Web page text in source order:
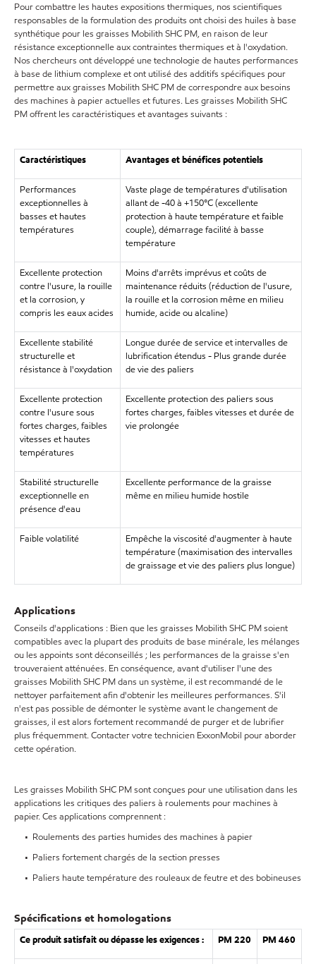
Pour combattre les hautes expositions thermiques, nos scientifiques
responsables de la formulation des produits ont choisi des huiles à base
synthétique pour les graisses Mobilith SHC PM, en raison de leur
résistance exceptionnelle aux contraintes thermiques et à l'oxydation.
Nos chercheurs ont développé une technologie de hautes performances
à base de lithium complexe et ont utilisé des additifs spécifiques pour
permettre aux graisses Mobilith SHC PM de correspondre aux besoins
des machines à papier actuelles et futures. Les graisses Mobilith SHC
PM offrent les caractéristiques et avantages suivants :
Caractéristiques Avantages et bénéfices potentiels
Performances
exceptionnelles à
basses et hautes
températures
Vaste plage de températures d'utilisation
allant de -40 à +150°C (excellente
protection à haute température et faible
couple), démarrage facilité à basse
température
Excellente protection
contre l'usure, la rouille
et la corrosion, y
compris les eaux acides
Moins d'arrêts imprévus et coûts de
maintenance réduits (réduction de l'usure,
la rouille et la corrosion même en milieu
humide, acide ou alcaline)
Excellente stabilité
structurelle et
résistance à l'oxydation
Longue durée de service et intervalles de
lubrification étendus - Plus grande durée
de vie des paliers
Excellente protection
contre l'usure sous
fortes charges, faibles
vitesses et hautes
températures
Excellente protection des paliers sous
fortes charges, faibles vitesses et durée de
vie prolongée
Stabilité structurelle
exceptionnelle en
présence d'eau
Excellente performance de la graisse
même en milieu humide hostile
Faible volatilité
Empêche la viscosité d'augmenter à haute
température (maximisation des intervalles
de graissage et vie des paliers plus longue)
Applications
Conseils d'applications : Bien que les graisses Mobilith SHC PM soient
compatibles avec la plupart des produits de base minérale, les mélanges
ou les appoints sont déconseillés ; les performances de la graisse s'en
trouveraient atténuées. En conséquence, avant d'utiliser l'une des
graisses Mobilith SHC PM dans un système, il est recommandé de le
nettoyer parfaitement afin d'obtenir les meilleures performances. S'il
n'est pas possible de démonter le système avant le changement de
graisses, il est alors fortement recommandé de purger et de lubrifier
plus fréquemment. Contacter votre technicien ExxonMobil pour aborder
cette opération.
Les graisses Mobilith SHC PM sont conçues pour une utilisation dans les
applications les critiques des paliers à roulements pour machines à
papier. Ces applications comprennent :
• Roulements des parties humides des machines à papier
• Paliers fortement chargés de la section presses
• Paliers haute température des rouleaux de feutre et des bobineuses
Spécifications et homologations
Ce produit satisfait ou dépasse les exigences : PM 220 PM 460